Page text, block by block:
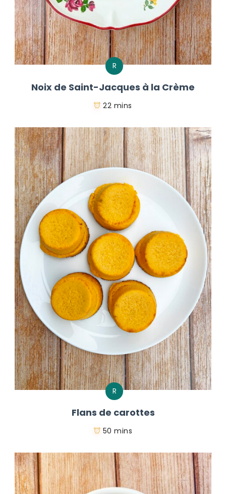
R
Noix de Saint-Jacques à la Crème
22 mins
R
Flans de carottes
50 mins